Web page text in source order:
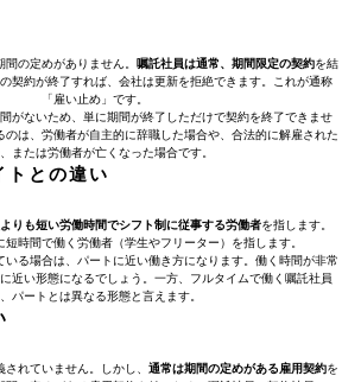
間の定めがありません。 嘱託社員は通常、期間限定の契約を結
契約が終了すれば、会社は更新を拒絶できます。これが通称
「雇い止め」です。
がないため、単に期間が終了しただけで契約を終了できませ
のは、労働者が自主的に辞職した場合や、合法的に解雇された
または労働者が亡くなった場合です。
トとの違い
りも短い労働時間でシフト制に従事する労働者を指します。
短時間で働く労働者（学生やフリーター）を指します。
いる場合は、パートに近い働き方になります。働く時間が非常
近い形態になるでしょう。一方、フルタイムで働く嘱託社員
パートとは異なる形態と言えます。
されていません。しかし、 通常は期間の定めがある雇用契約を